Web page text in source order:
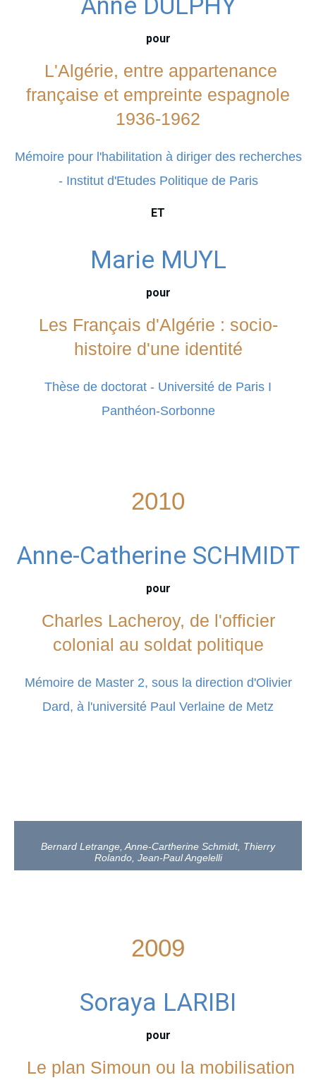
Anne DULPHY
pour
L'Algérie, entre appartenance
française et empreinte espagnole
1936-1962
Mémoire pour l'habilitation à diriger des recherches
- Institut d'Etudes Politique de Paris
ET
Marie MUYL
pour
Les Français d'Algérie : socio-
histoire d'une identité
Thèse de doctorat - Université de Paris I
Panthéon-Sorbonne
2010
Anne-Catherine SCHMIDT
pour
Charles Lacheroy, de l'officier
colonial au soldat politique
Mémoire de Master 2, sous la direction d'Olivier
Dard, à l'université Paul Verlaine de Metz
Bernard Letrange, Anne-Cartherine Schmidt, Thierry
Rolando, Jean-Paul Angelelli
2009
Soraya LARIBI
pour
Le plan Simoun ou la mobilisation